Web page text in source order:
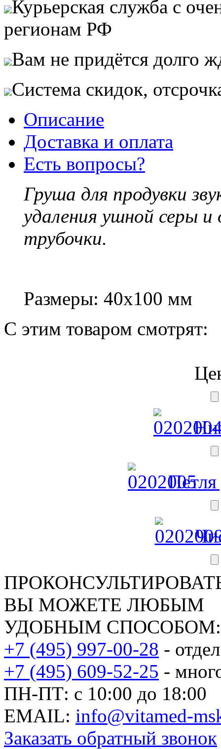
Курьерская служба с
регионам РФ
Вам не придётся долго
Система скидок,
Описание
Доставка и оплата
Есть вопросы?
Груша для продувки
удаления ушной серы
трубочки.
Размеры: 40х100 мм
С этим товаром смотрят:
Петля
ВЫ МОЖЕТЕ ЛЮБЫМ
УДОБНЫМ СПОСОБОМ:
+7 (495) 997-00-28 -
+7 (495) 609-52-25 -
ПН-ПТ: с 10:00 до 18:00
EMAIL: info@vitamed-
Заказать обратный звонок